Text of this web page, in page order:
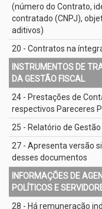
(número do Contrato,
contratado (CNPJ),
aditivos)
20 - Contratos na
INSTRUMENTOS DE
DA GESTÃO FISCAL
24 - Prestações de
respectivos Pareceres
25 - Relatório de Gestão
27 - Apresenta versão
desses documentos
INFORMAÇÕES DE
POLÍTICOS E
28 - Há remuneração